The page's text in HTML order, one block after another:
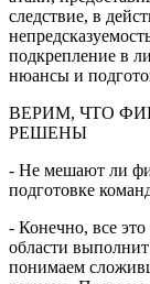
следствие, в
подкрепление в
нюансы и
ВЕРИМ, ЧТО
РЕШЕНЫ
- Не мешают ли
подготовке
- Конечно, все
области
понимаем